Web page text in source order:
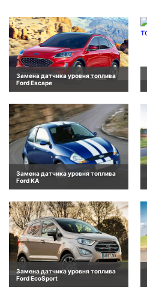
Замена датчика уровня топлива
Ford Escape
Замена датчика уровня топлива
Ford KA
Замена датчика уровня топлива
Ford EcoSport